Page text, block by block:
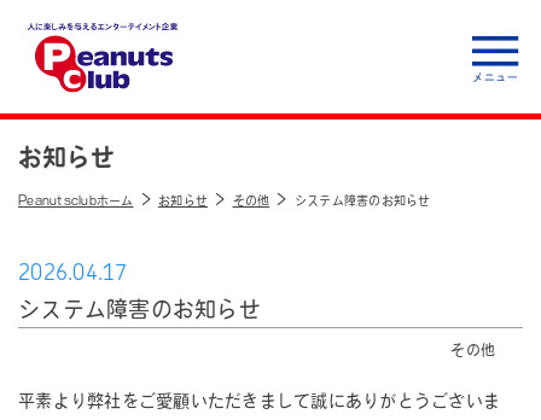
人に楽しみを与えるエ
業 Peanuts club
お知らせ
Peanutsclubホーム お知らせ その他 システム障害のお知らせ
2026.04.17
システム障害のお知らせ
その他
平素より弊社をご愛顧いただきまして誠にありがとうございま